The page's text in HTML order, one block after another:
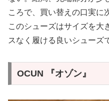
ころで、買い替えの口実に
このシューズはサイズを大
スなく履ける良いシューズ
OCUN 『オゾン』